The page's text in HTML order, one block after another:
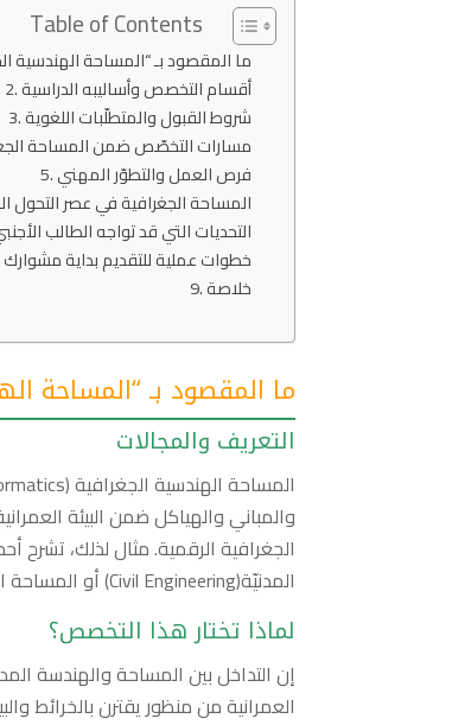
Table of Contents
ما المقصود بـ “المساحة الهندسية
أقسام التخصص وأساليبه الدراسية
شروط القبول والمتطلّبات اللغوية
مسارات التخصّص ضمن المساحة
فرص العمل والتطوّر المهني
المساحة الجغرافية في عصر التحول
التحديات التي قد تواجه الطالب
خطوات عملية للتقديم بداية مشوارك
خلاصة
ما المقصود بـ “المساحة
التعريف والمجالات
المدنيّة(Civil Engineering) أو المساحة الجغرافية (Geodesy) ضمن نفس الدرجة الأولى
لماذا تختار هذا التخصص؟
إن التداخل بين المساحة والهندسة
العمرانية من منظور يقترن بالخرائط